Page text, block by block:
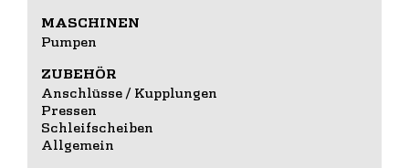
MASCHINEN
Pumpen
ZUBEHÖR
Anschlüsse / Kupplungen
Pressen
Schleifscheiben
Allgemein